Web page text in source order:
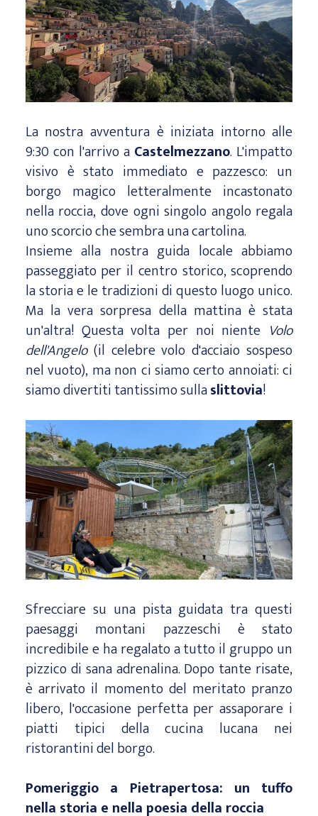
La nostra avventura è iniziata intorno alle
9:30 con l'arrivo a Castelmezzano. L'impatto
visivo è stato immediato e pazzesco: un
borgo magico letteralmente incastonato
nella roccia, dove ogni singolo angolo regala
uno scorcio che sembra una cartolina.
Insieme alla nostra guida locale abbiamo
passeggiato per il centro storico, scoprendo
la storia e le tradizioni di questo luogo unico.
Ma la vera sorpresa della mattina è stata
un'altra! Questa volta per noi niente Volo
dell'Angelo(il celebre volo d'acciaio sospeso
nel vuoto), ma non ci siamo certo annoiati: ci
siamo divertiti tantissimo sullaslittovia!
Sfrecciare su una pista guidata tra questi
paesaggi montani pazzeschi è stato
incredibile e ha regalato a tutto il gruppo un
pizzico di sana adrenalina. Dopo tante risate,
è arrivato il momento del meritato pranzo
libero, l'occasione perfetta per assaporare i
piatti tipici della cucina lucana nei
ristorantini del borgo.
Pomeriggio a Pietrapertosa: un tuffo
nella storia e nella poesia della roccia